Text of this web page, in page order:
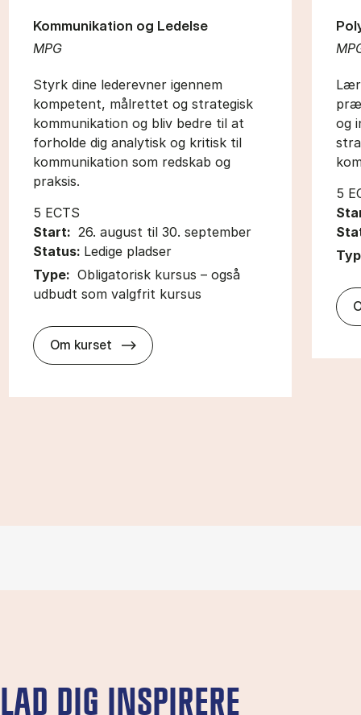
MPG
Kommunikation og Ledelse
Styrk dine lederevner igennem
kompetent, målrettet og strategisk
kommunikation og bliv bedre til at
forholde dig analytisk og kritisk til
kommunikation som redskab og
praksis.
5 ECTS
Start: 26. august til 30. september
Status: Ledige pladser
Type: Obligatorisk kursus – også
udbudt som valgfrit kursus
Om kurset about
Lær
og
5
LAD DIG INSPIRERE